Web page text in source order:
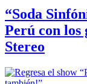
“Soda
Perú con los
Stereo